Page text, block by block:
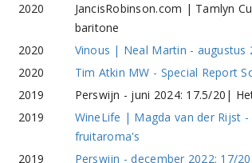
2020
JancisRobinson.com | Tamlyn
baritone
2020
Vinous | Neal Martin - augustus
2020
Tim Atkin MW - Special Report
2019
Perswijn - juni 2024: 17.5/20|
2019
WineLife | Magda van der Rijst
fruitaroma's
2019
Perswijn - december 2022: 17/